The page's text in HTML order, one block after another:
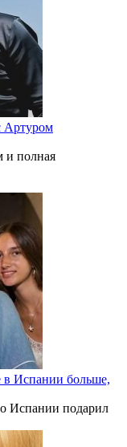
Артуром
и полная
в Испании больше,
Испании подарил